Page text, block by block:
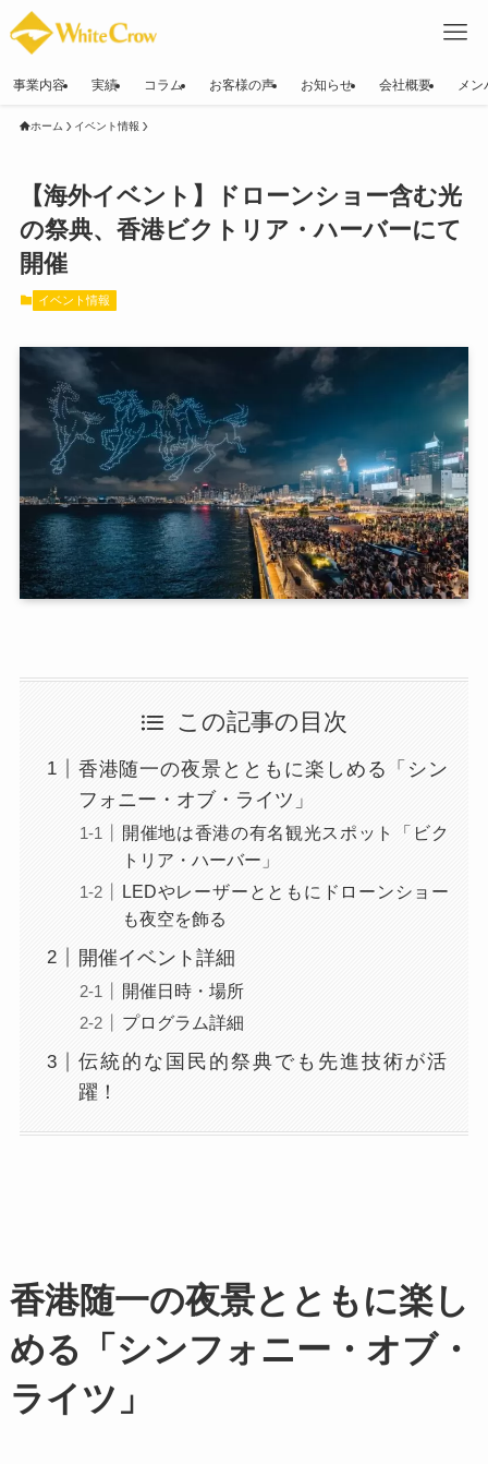
事業内容 実績 コラム お客様の声 お知らせ 会社概要 メン
ホーム イベント情報
【海外イベント】ドローンショー含む光
の祭典、香港ビクトリア・ハーバーにて
開催
イベント情報
この記事の目次
香港随一の夜景とともに楽しめる「シン
フォニー・オブ・ライツ」
開催地は香港の有名観光スポット「ビク
トリア・ハーバー」
LEDやレーザーとともにドローンショー
も夜空を飾る
開催イベント詳細
開催日時・場所
プログラム詳細
伝統的な国民的祭典でも先進技術が活
躍！
香港随一の夜景とともに楽し
める「シンフォニー・オブ・
ライツ」